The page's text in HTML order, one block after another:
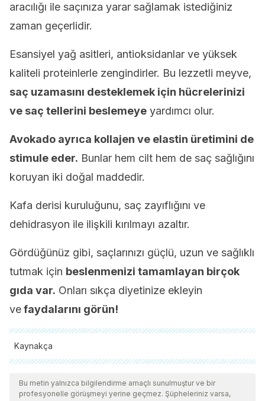
aracılığı ile saçınıza yarar sağlamak istediğiniz
zaman geçerlidir.
Esansiyel yağ asitleri, antioksidanlar ve yüksek
kaliteli proteinlerle zengindirler. Bu lezzetli meyve,
saç uzamasını desteklemek için hücrelerinizi
ve saç tellerini beslemeye yardımcı olur.
Avokado ayrıca kollajen ve elastin üretimini de
stimule eder. Bunlar hem cilt hem de saç sağlığını
koruyan iki doğal maddedir.
Kafa derisi kuruluğunu, saç zayıflığını ve
dehidrasyon ile ilişkili kırılmayı azaltır.
Gördüğünüz gibi, saçlarınızı güçlü, uzun ve sağlıklı
tutmak için beslenmenizi tamamlayan birçok
gıda var. Onları sıkça diyetinize ekleyin
vefaydalarını görün!
Kaynakça
Tüm alıntı yapılan kaynaklar, kalitelerini, güvenilirliklerini,
güncelliklerini ve geçerliliklerini sağlamak için ekibimiz
tarafından derinlemesine incelendi. Bu makalenin bibliyografisi
Bu metin yalnızca bilgilendirme amaçlı sunulmuştur ve bir
profesyonelle görüşmeyi yerine geçmez. Şüpheleriniz varsa,